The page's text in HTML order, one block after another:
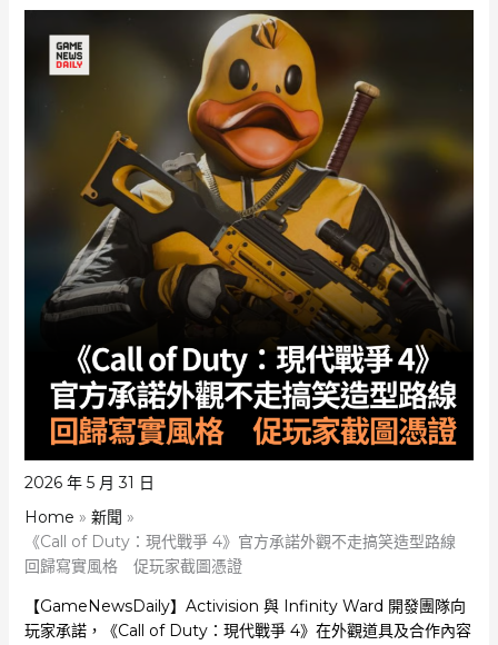
2026 年 5 月 31 日
Home
新聞
《Call of Duty：現代戰爭 4》官方承諾外觀不走搞笑造型路線
回歸寫實風格 促玩家截圖憑證
【GameNewsDaily】Activision 與 Infinity Ward 開發團隊向
玩家承諾，《Call of Duty：現代戰爭 4》在外觀道具及合作內容